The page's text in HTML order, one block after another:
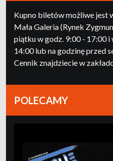
Kupno biletów możliwe jest
Mała Galeria (Rynek
piątku w godz. 9:00 - 17:00
14:00 lub na godzinę przed
Cennik znajdziecie w
POLECAMY